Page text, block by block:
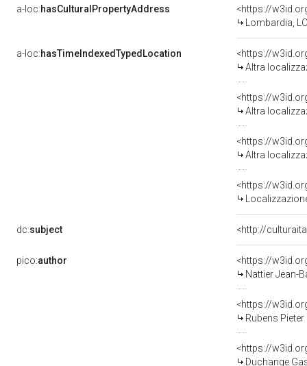
a-loc:hasCulturalPropertyAddress
<https://
Lombardia,
a-loc:hasTimeIndexedTypedLocation
<https://
Altra
<https://
Altra
<https://
Altra
<https://
dc:subject <http://
pico:author
<https://
Nattier Jean-
<https://
Rubens
<https://
Duchange